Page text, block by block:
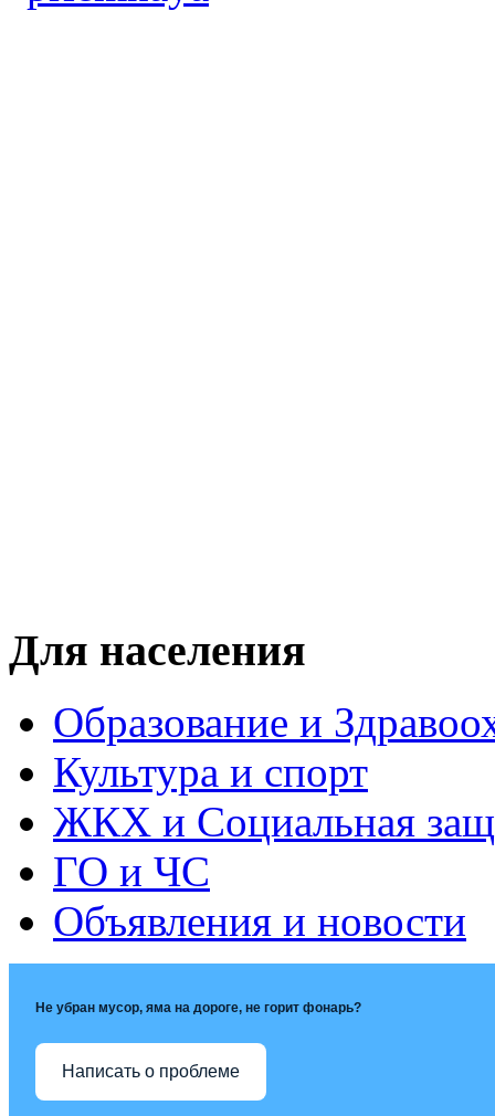
Для населения
Образование и
Культура и спорт
ЖКХ и Социальная
ГО и ЧС
Объявления и новости
Не убран мусор, яма на дороге, не горит фонарь?
Написать о проблеме